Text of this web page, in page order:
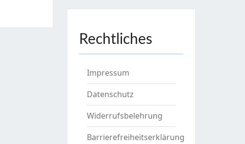
Rechtliches
Impressum
Datenschutz
Widerrufsbelehrung
Barrierefreiheitserklärung